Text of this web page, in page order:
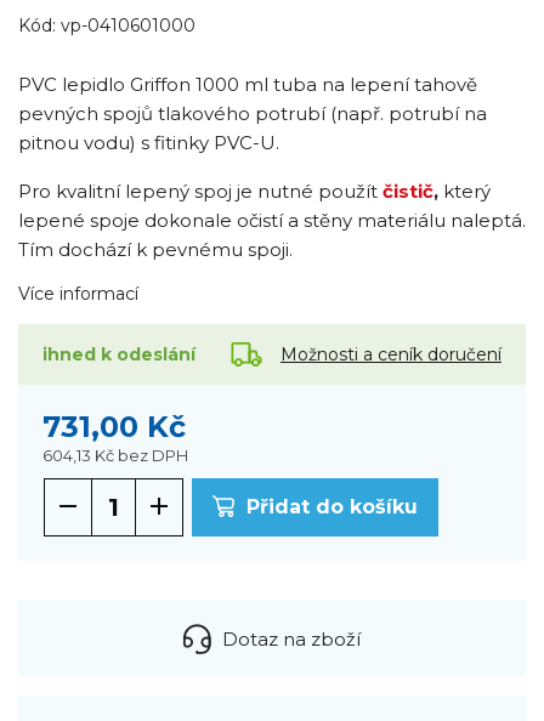
Kód: vp-0410601000
PVC lepidlo Griffon 1000 ml tuba na lepení tahově
pevných spojů tlakového potrubí (např. potrubí na
pitnou vodu) s fitinky PVC-U.
Pro kvalitní lepený spoj je nutné použít čistič, který
lepené spoje dokonale očistí a stěny materiálu naleptá.
Tím dochází k pevnému spoji.
Více informací
ihned k odeslání Možnosti a ceník doručení
731,00 Kč
604,13 Kč bez DPH
Přidat do košíku
Dotaz na zboží